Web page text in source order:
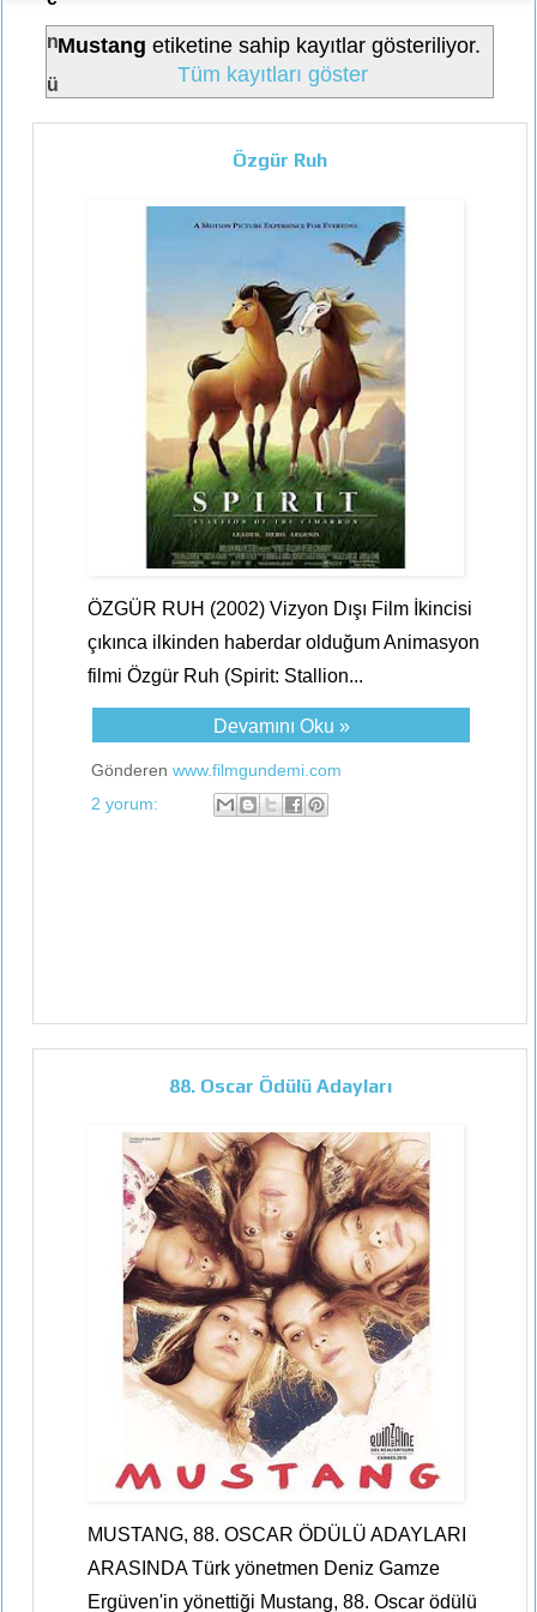
n
ü
Mustang etiketine sahip kayıtlar gösteriliyor.
Tüm kayıtları göster
Özgür Ruh
ÖZGÜR RUH (2002) Vizyon Dışı Film İkincisi
çıkınca ilkinden haberdar olduğum Animasyon
filmi Özgür Ruh (Spirit: Stallion...
Devamını Oku »
Gönderen www.filmgundemi.com
2 yorum:
88. Oscar Ödülü Adayları
MUSTANG, 88. OSCAR ÖDÜLÜ ADAYLARI
ARASINDA Türk yönetmen Deniz Gamze
Ergüven'in yönettiği Mustang, 88. Oscar ödülü